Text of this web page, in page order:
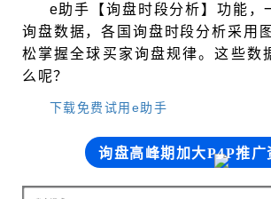
e助手【询盘时段分析】功能，
询盘数据，各国询盘 时段分析采用
松掌握全球买家询盘规律。这些数
么呢？
下载免费试用e助手
询盘高峰期加大P4P推广